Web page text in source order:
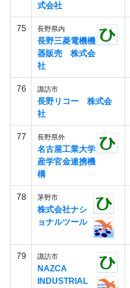
式会社
75 長野県内
長野三菱電機機
器販売 株式会
社
76 諏訪市
長野リコー 株式会
社
77 長野県外
名古屋工業大学
産学官金連携機
構
78 茅野市
株式会社ナシ
ョナルツール
79 諏訪市
NAZCA
INDUSTRIAL